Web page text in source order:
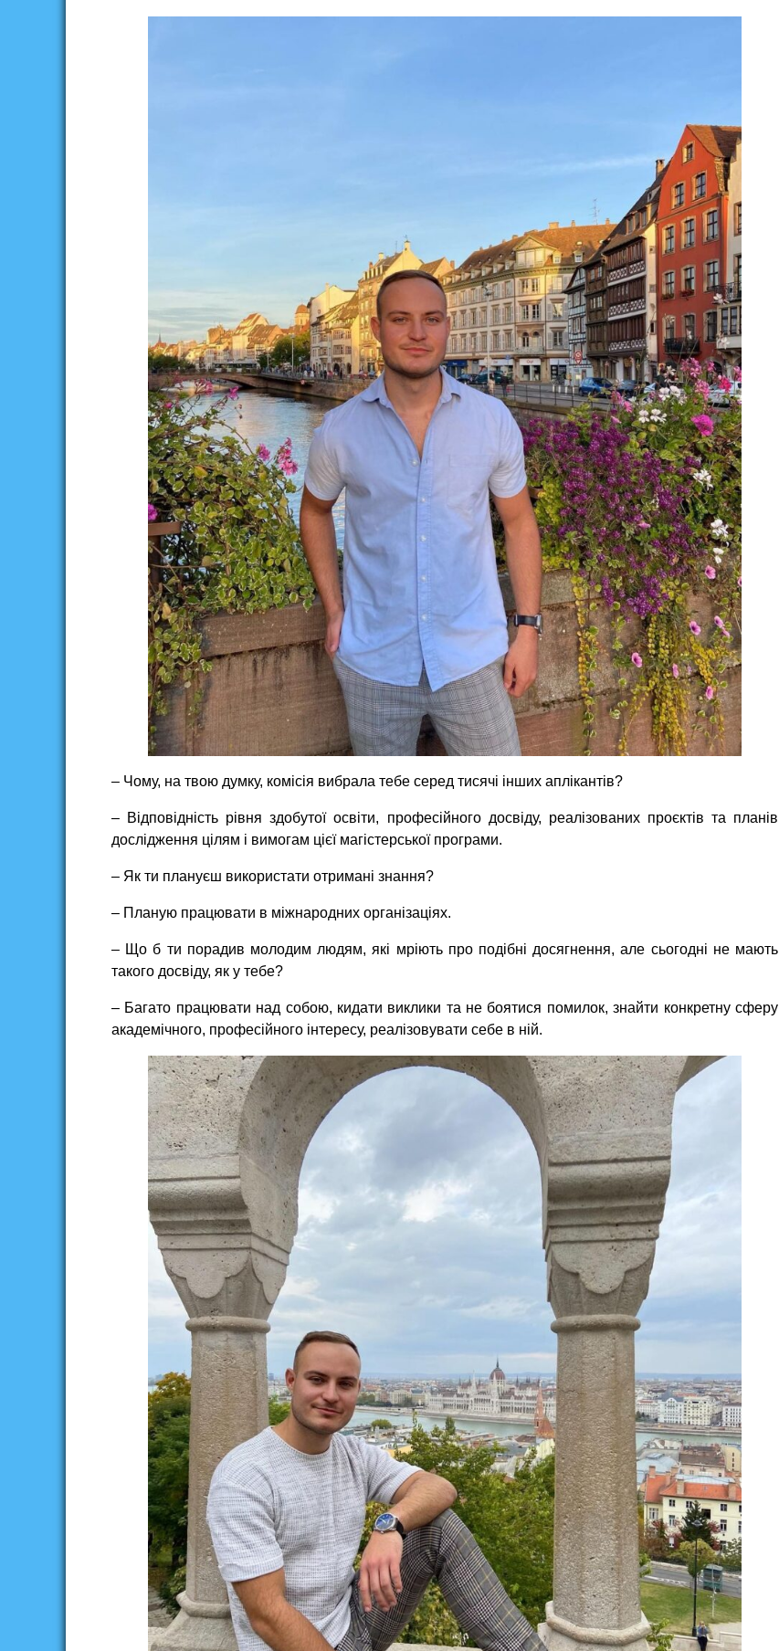
– Чому, на твою думку, комісія вибрала тебе серед тисячі інших аплікантів?
– Відповідність рівня здобутої освіти, професійного досвіду, реалізованих проєктів та планів
дослідження цілям і вимогам цієї магістерської програми.
– Як ти плануєш використати отримані знання?
– Планую працювати в міжнародних організаціях.
– Що б ти порадив молодим людям, які мріють про подібні досягнення, але сьогодні не мають
такого досвіду, як у тебе?
– Багато працювати над собою, кидати виклики та не боятися помилок, знайти конкретну сферу
академічного, професійного інтересу, реалізовувати себе в ній.